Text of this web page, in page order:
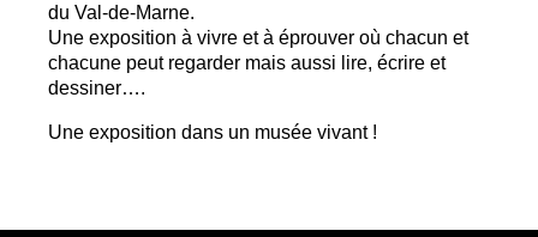
du Val-de-Marne.
Une exposition à vivre et à éprouver où chacun et
chacune peut regarder mais aussi lire, écrire et
dessiner….
Une exposition dans un musée vivant !